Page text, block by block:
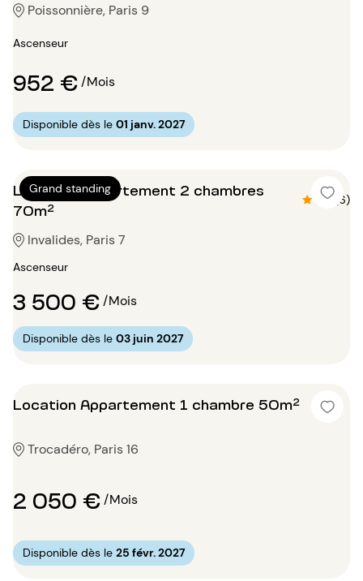
Poissonnière, Paris 9
Ascenseur
952 €/Mois
Disponible dès le 01 janv. 2027
Grand standing
Location Appartement 2 chambres
70m²
4.7 (6)
Invalides, Paris 7
Ascenseur
3 500 €/Mois
Disponible dès le 03 juin 2027
Location Appartement 1 chambre 50m²
Trocadéro, Paris 16
2 050 €/Mois
Disponible dès le 25 févr. 2027